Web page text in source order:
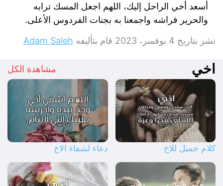
أسعد أخي الراحل إليك، اللهم اجعل المسك ترابه
والحرير فراشه واجمعنا به بجنات الفردوس الأعلى.
نشر بتاريخ 4 نوفمبر، 2023 قام بتأليفه Adam Saleh
اخي مشاهدة الكل
كلام جميل للاخ دعاء لشفاء الاخ